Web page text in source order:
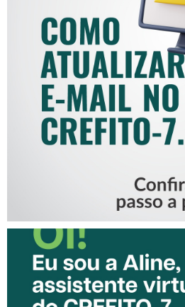
COMO
MAIL NO